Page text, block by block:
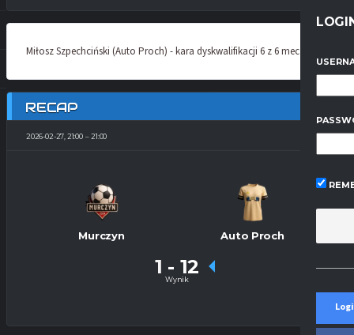
Miłosz Szpechciński (Auto Proch) - kara dyskwalifikacji 6 z 6 meczów
RECAP
2026-02-27, 21:00 21:00
Murczyn Auto Proch
1 - 12
Wynik